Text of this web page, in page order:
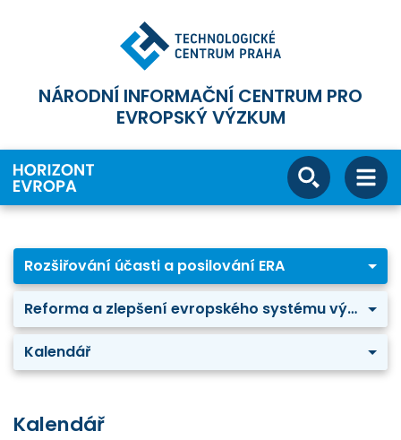
NÁRODNÍ INFORMAČNÍ CENTRUM PRO
EVROPSKÝ VÝZKUM
Rozšiřování účasti a posilování ERA
Reforma a zlepšení evropského systému výzkumu a inovací
Kalendář
Kalendář